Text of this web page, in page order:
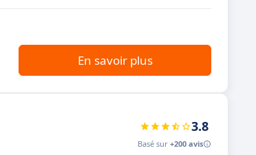
En savoir plus
3.8
Basé sur +200 avis